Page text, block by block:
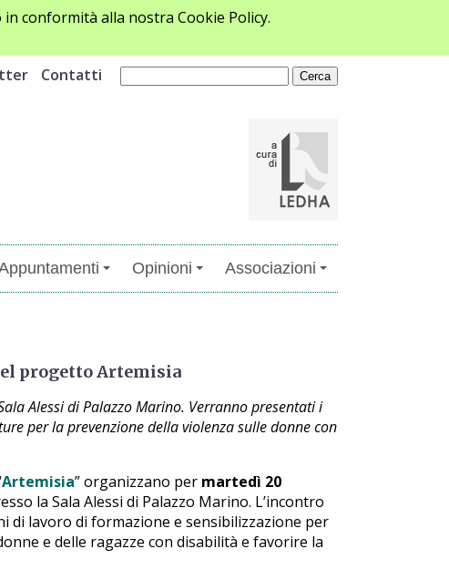
conformità alla nostra Cookie Policy.
Contatti
Opinioni Associazioni
progetto Artemisia
Alessi di Palazzo Marino. Verranno presentati i
per la prevenzione della violenza sulle donne con
Artemisia” organizzano per martedì 20
la Sala Alessi di Palazzo Marino. L’incontro
di lavoro di formazione e sensibilizzazione per
e delle ragazze con disabilità e favorire la